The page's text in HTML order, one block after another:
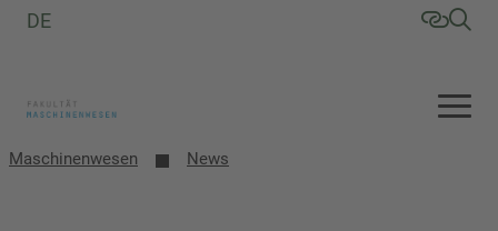
DE
Maschinenwesen News